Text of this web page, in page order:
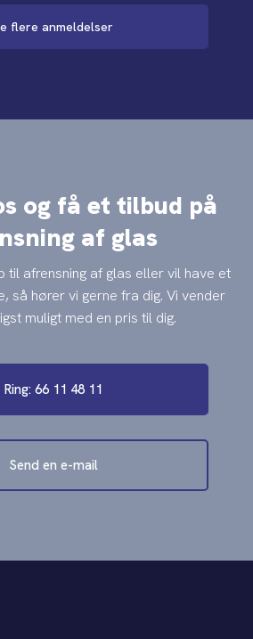
flere anmeldelser
og få et tilbud på
af glas
til afrensning af glas eller vil have et
så hører vi gerne fra dig. Vi vender
muligt med en pris til dig.
Ring: 66 11 48 11
Send en e-mail